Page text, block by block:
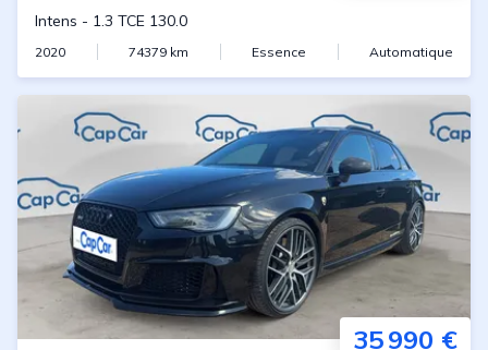
Intens - 1.3 TCE 130.0
2020 74379 km Essence Automatique
35 990 €